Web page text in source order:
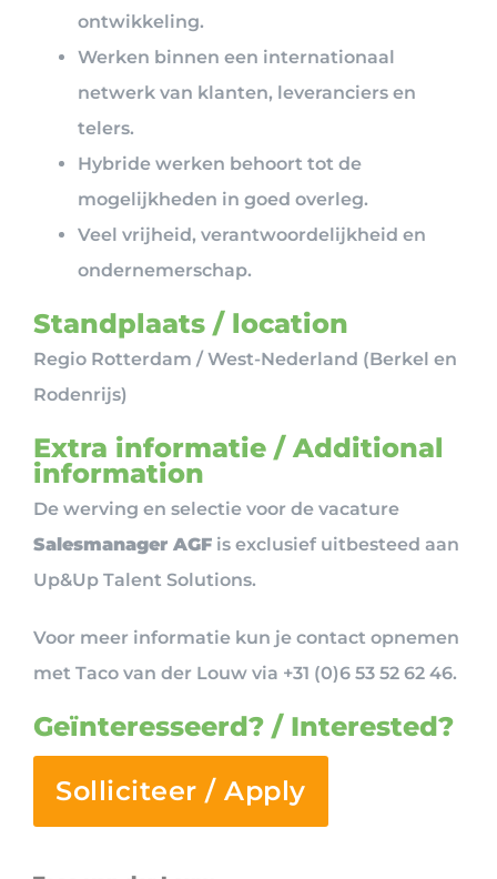
ontwikkeling.
Werken binnen een internationaal
netwerk van klanten, leveranciers en
telers.
Hybride werken behoort tot de
mogelijkheden in goed overleg.
Veel vrijheid, verantwoordelijkheid en
ondernemerschap.
Standplaats / location
Regio Rotterdam / West-Nederland (Berkel en
Rodenrijs)
Extra informatie / Additional
information
De werving en selectie voor de vacature
Salesmanager AGF is exclusief uitbesteed aan
Up&Up Talent Solutions.
Voor meer informatie kun je contact opnemen
met Taco van der Louw via +31 (0)6 53 52 62 46.
Geïnteresseerd? / Interested?
Solliciteer / Apply